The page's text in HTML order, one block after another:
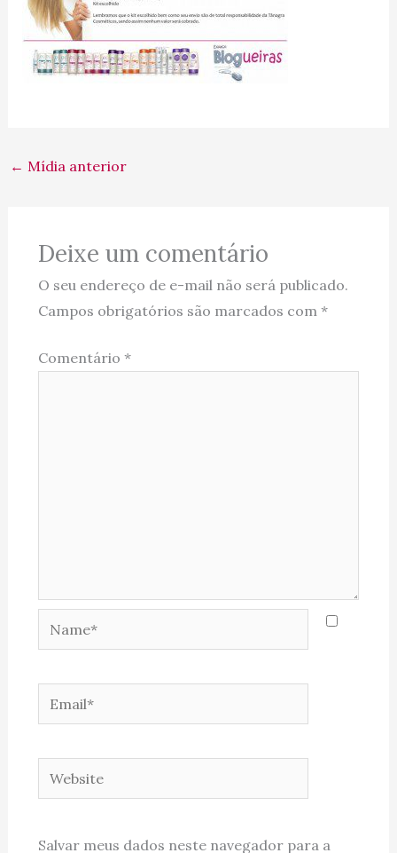
← Mídia anterior
Deixe um comentário
O seu endereço de e-mail não será publicado.
Campos obrigatórios são marcados com *
Comentário *
Name*
Email*
Website
Salvar meus dados neste navegador para a